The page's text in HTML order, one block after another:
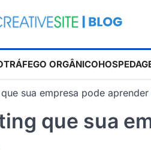
TRÁFEGO ORGÂNICO
sua empresa pode
que sua